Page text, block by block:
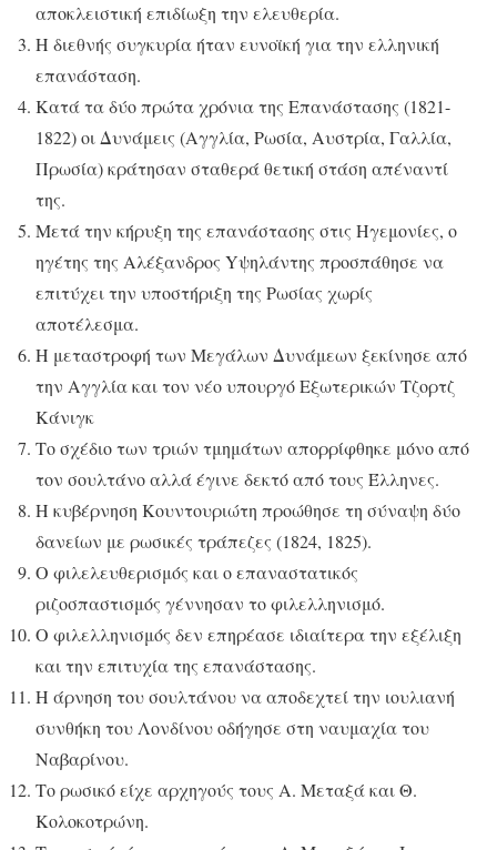
αποκλειστική επιδίωξη την ελευθερία.
Η διεθνής συγκυρία ήταν ευνοϊκή για την ελληνική
επανάσταση.
Κατά τα δύο πρώτα χρόνια της Επανάστασης (1821-
1822) οι Δυνάμεις (Αγγλία, Ρωσία, Αυστρία, Γαλλία,
Πρωσία) κράτησαν σταθερά θετική στάση απέναντί
της.
Μετά την κήρυξη της επανάστασης στις Ηγεμονίες, ο
ηγέτης της Αλέξανδρος Yψηλάντης προσπάθησε να
επιτύχει την υποστήριξη της Ρωσίας χωρίς
αποτέλεσμα.
Η μεταστροφή των Μεγάλων Δυνάμεων ξεκίνησε από
την Αγγλία και τον νέο υπουργό Εξωτερικών Τζορτζ
Κάνιγκ
Το σχέδιο των τριών τμημάτων απορρίφθηκε μόνο από
τον σουλτάνο αλλά έγινε δεκτό από τους Έλληνες.
Η κυβέρνηση Κουντουριώτη προώθησε τη σύναψη δύο
δανείων με ρωσικές τράπεζες (1824, 1825).
Ο φιλελευθερισμός και ο επαναστατικός
ριζοσπαστισμός γέννησαν το φιλελληνισμό.
Ο φιλελληνισμός δεν επηρέασε ιδιαίτερα την εξέλιξη
και την επιτυχία της επανάστασης.
Η άρνηση του σουλτάνου να αποδεχτεί την ιουλιανή
συνθήκη του Λονδίνου οδήγησε στη ναυμαχία του
Ναβαρίνου.
Το ρωσικό είχε αρχηγούς τους Α. Μεταξά και Θ.
Κολοκοτρώνη.